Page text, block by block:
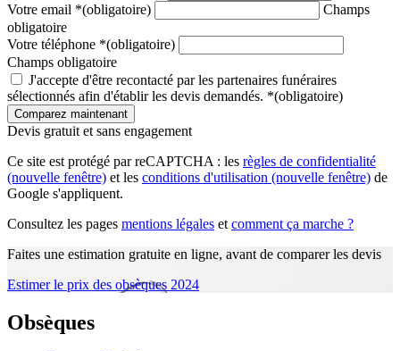
Votre email *(obligatoire)
Champs
obligatoire
Votre téléphone *(obligatoire)
Champs obligatoire
J'accepte d'être recontacté par les partenaires funéraires
sélectionnés afin d'établir les devis demandés. *(obligatoire)
Devis gratuit et sans engagement
Ce site est protégé par reCAPTCHA : les règles de confidentialité
(nouvelle fenêtre) et les conditions d'utilisation (nouvelle fenêtre) de
Google s'appliquent.
Consultez les pages mentions légales et comment ça marche ?
Faites une estimation gratuite en ligne, avant de comparer les devis
Estimer le prix des obsèques 2024
Obsèques